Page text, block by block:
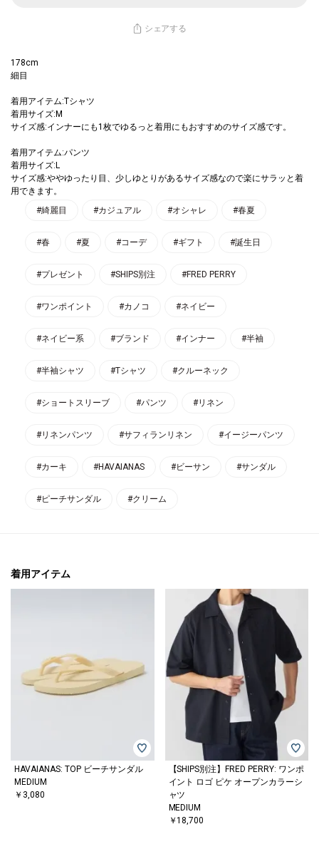
シェアする
178cm
細目
着用アイテム:Tシャツ
着用サイズ:M
サイズ感:インナーにも1枚でゆるっと着用にもおすすめのサイズ感です。
着用アイテム:パンツ
着用サイズ:L
サイズ感:ややゆったり目、少しゆとりがあるサイズ感なので楽にサラッと着
用できます。
#綺麗目
#カジュアル #オシャレ #春夏
#春 #夏 #コーデ #ギフト #誕生日
#プレゼント #SHIPS別注 #FRED PERRY
#ワンポイント #カノコ #ネイビー
#ネイビー系 #ブランド #インナー #半袖
#半袖シャツ #Tシャツ #クルーネック
#ショートスリーブ #パンツ #リネン
#リネンパンツ #サフィランリネン #イージーパンツ
#カーキ #HAVAIANAS #ビーサン #サンダル
#ピーチサンダル #クリーム
着用アイテム
HAVAIANAS: TOP ビーチサンダル
MEDIUM
￥3,080
【SHIPS別注】FRED PERRY: ワンポ
イント ロゴ ピケ オープンカラーシ
ャツ
MEDIUM
￥18,700